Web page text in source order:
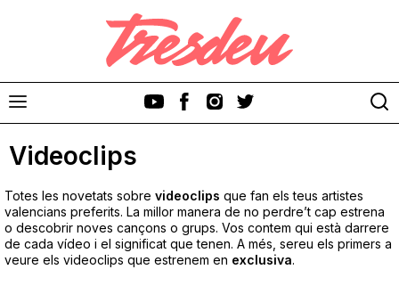
Discos
Videoclips
Totes les novetats sobre videoclips que fan els teus artistes
valencians preferits. La millor manera de no perdre’t cap estrena
o descobrir noves cançons o grups. Vos contem qui està darrere
de cada vídeo i el significat que tenen. A més, sereu els primers a
veure els videoclips que estrenem en exclusiva.